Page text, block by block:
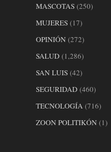
MASCOTAS(250)
MUJERES(17)
OPINIÓN(272)
SALUD(1,286)
SAN LUIS(42)
SEGURIDAD(460)
TECNOLOGÍA (716)
ZOON POLITIKÓN(1)